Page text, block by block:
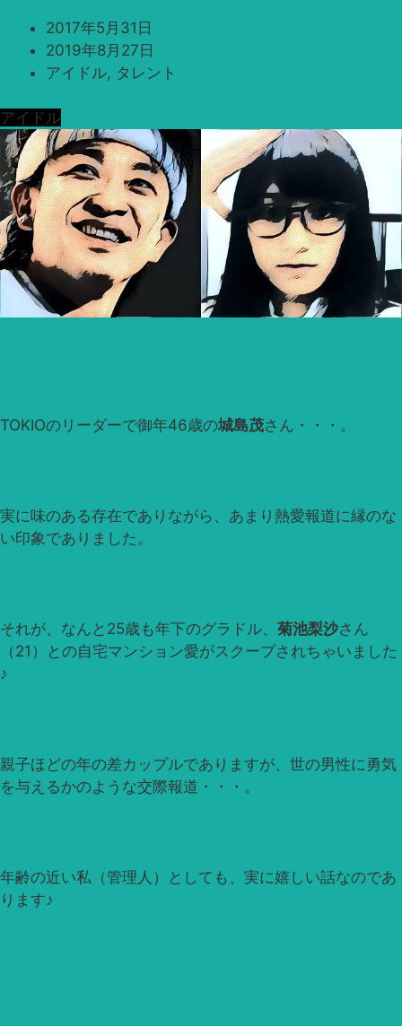
2017年5月31日
2019年8月27日
アイドル, タレント
アイドル
TOKIOのリーダーで御年46歳の城島茂さん・・・。
実に味のある存在でありながら、あまり熱愛報道に縁のな
い印象でありました。
それが、なんと25歳も年下のグラドル、 菊池梨沙さん
（21）との自宅マンション愛がスクープされちゃいました
♪
親子ほどの年の差カップルでありますが、世の男性に勇気
を与えるかのような交際報道・・・。
年齢の近い私（管理人）としても、実に嬉しい話なのであ
ります♪